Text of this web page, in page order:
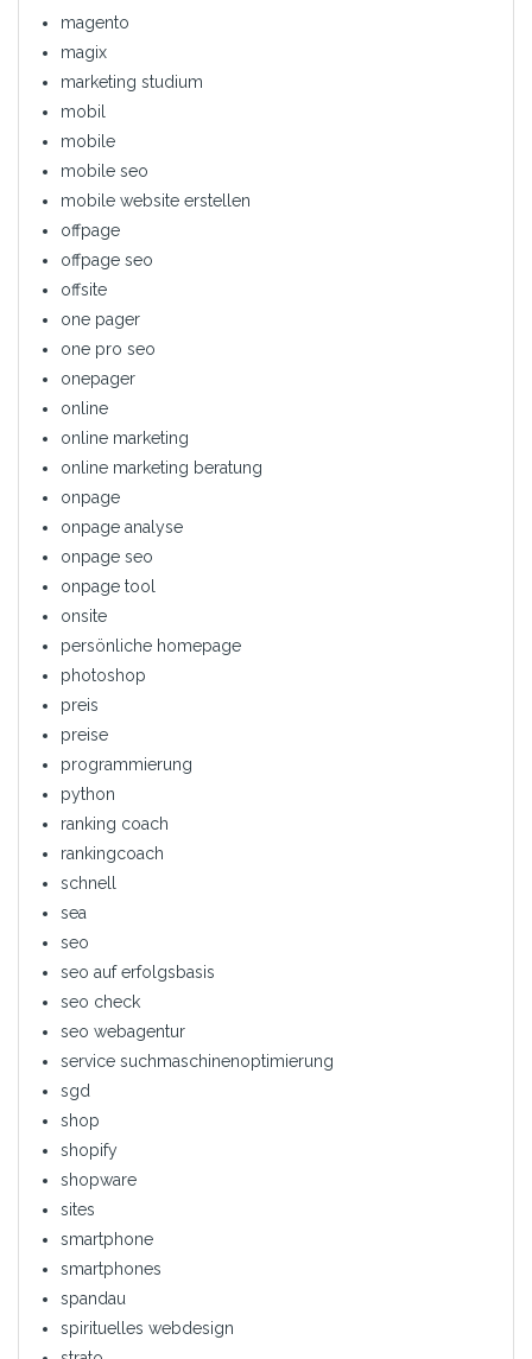
magento
magix
marketing studium
mobil
mobile
mobile seo
mobile website erstellen
offpage
offpage seo
offsite
one pager
one pro seo
onepager
online
online marketing
online marketing beratung
onpage
onpage analyse
onpage seo
onpage tool
onsite
persönliche homepage
photoshop
preis
preise
programmierung
python
ranking coach
rankingcoach
schnell
sea
seo
seo auf erfolgsbasis
seo check
seo webagentur
service suchmaschinenoptimierung
sgd
shop
shopify
shopware
sites
smartphone
smartphones
spandau
spirituelles webdesign